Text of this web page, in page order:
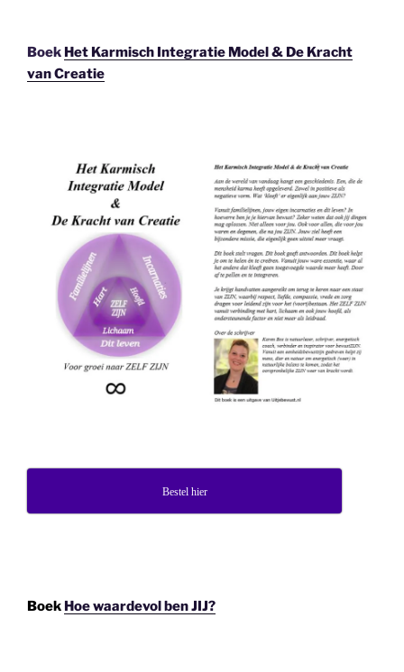
Boek Het Karmisch Integratie Model & De Kracht
van Creatie
Bestel hier
Boek Hoe waardevol ben JIJ?